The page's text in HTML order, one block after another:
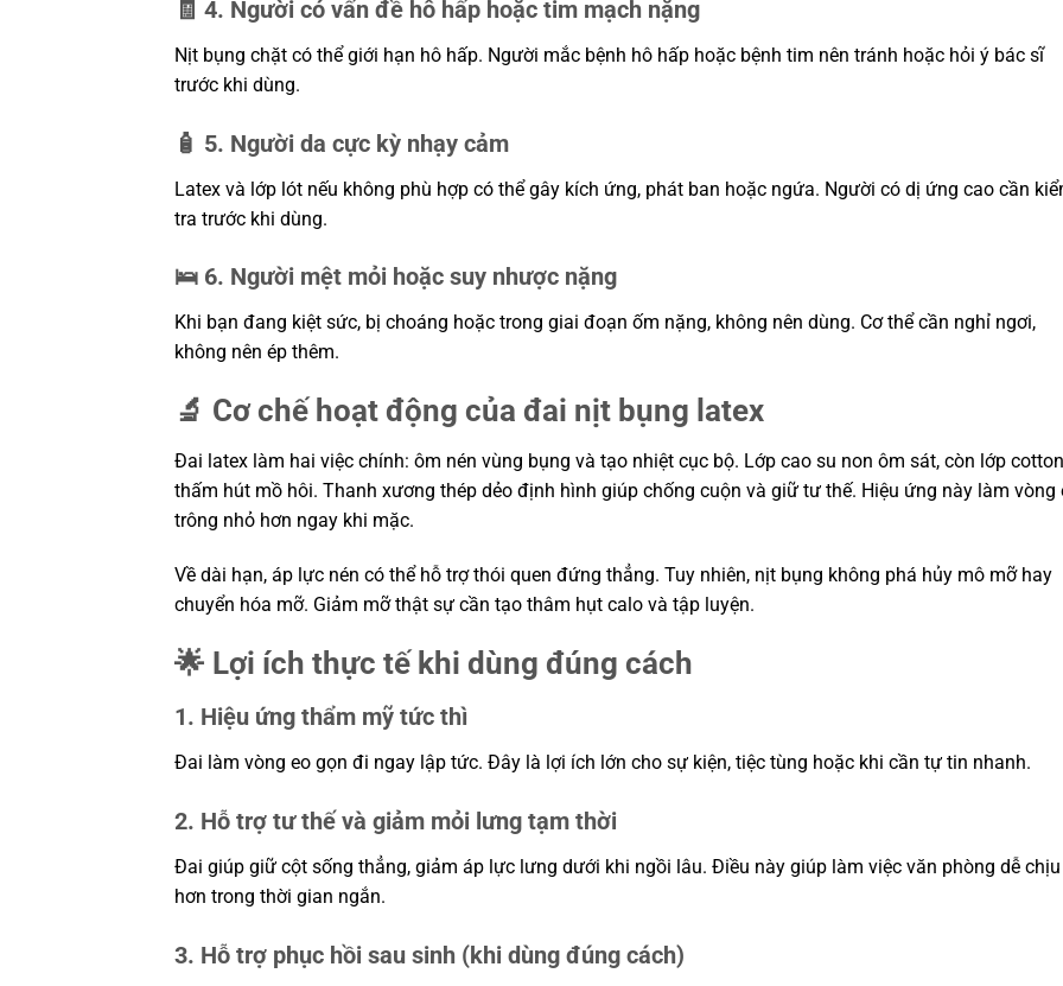
🧾 4. Người có vấn đề hô hấp hoặc tim mạch nặng
Nịt bụng chặt có thể giới hạn hô hấp. Người mắc bệnh hô hấp hoặc bệnh tim nên tránh hoặc hỏi ý bác sĩ
trước khi dùng.
🧴 5. Người da cực kỳ nhạy cảm
Latex và lớp lót nếu không phù hợp có thể gây kích ứng, phát ban hoặc ngứa. Người có dị ứng cao cần
tra trước khi dùng.
🛌 6. Người mệt mỏi hoặc suy nhược nặng
Khi bạn đang kiệt sức, bị choáng hoặc trong giai đoạn ốm nặng, không nên dùng. Cơ thể cần nghỉ ngơi,
không nên ép thêm.
🔬 Cơ chế hoạt động của đai nịt bụng latex
Đai latex làm hai việc chính: ôm nén vùng bụng và tạo nhiệt cục bộ. Lớp cao su non ôm sát, còn lớp
thấm hút mồ hôi. Thanh xương thép dẻo định hình giúp chống cuộn và giữ tư thế. Hiệu ứng này làm vòng
trông nhỏ hơn ngay khi mặc.
Về dài hạn, áp lực nén có thể hỗ trợ thói quen đứng thẳng. Tuy nhiên, nịt bụng không phá hủy mô mỡ hay
chuyển hóa mỡ. Giảm mỡ thật sự cần tạo thâm hụt calo và tập luyện.
🌟 Lợi ích thực tế khi dùng đúng cách
1. Hiệu ứng thẩm mỹ tức thì
Đai làm vòng eo gọn đi ngay lập tức. Đây là lợi ích lớn cho sự kiện, tiệc tùng hoặc khi cần tự tin nhanh.
2. Hỗ trợ tư thế và giảm mỏi lưng tạm thời
Đai giúp giữ cột sống thẳng, giảm áp lực lưng dưới khi ngồi lâu. Điều này giúp làm việc văn phòng dễ chịu
hơn trong thời gian ngắn.
3. Hỗ trợ phục hồi sau sinh (khi dùng đúng cách)